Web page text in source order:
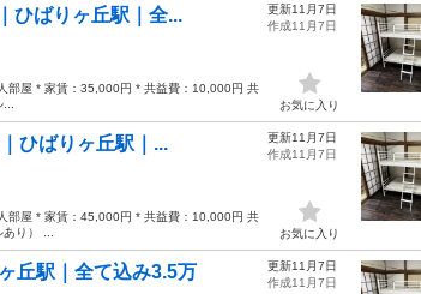
ひばりヶ丘駅｜全...
部屋 * 家賃：35,000円 * 共益費：10,000円 共
更新11月7日
作成11月7日
お気に入り
ひばりヶ丘駅｜...
部屋 * 家賃：45,000円 * 共益費：10,000円 共
り） ...
更新11月7日
作成11月7日
お気に入り
丘駅｜全て込み3.5万
更新11月7日
作成11月7日